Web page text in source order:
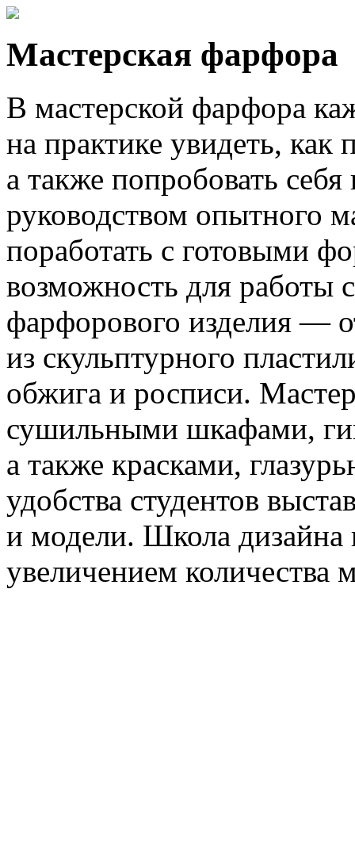
Мастерская фарфора
В мастерской фарфора
на практике увидеть, как
а также попробовать
руководством опытного
поработать с готовыми
возможность для работы
фарфорового изделия —
из скульптурного
обжига и росписи.
сушильными шкафами,
а также красками,
удобства студентов
и модели. Школа дизайна
увеличением количества